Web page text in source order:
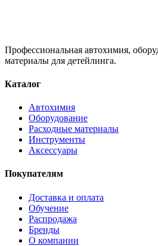
Профессиональная автохимия,
материалы для детейлинга.
Каталог
Автохимия
Оборудование
Расходные материалы
Инструменты
Аксессуары
Покупателям
Доставка и оплата
Обучение
Распродажа
Бренды
О компании